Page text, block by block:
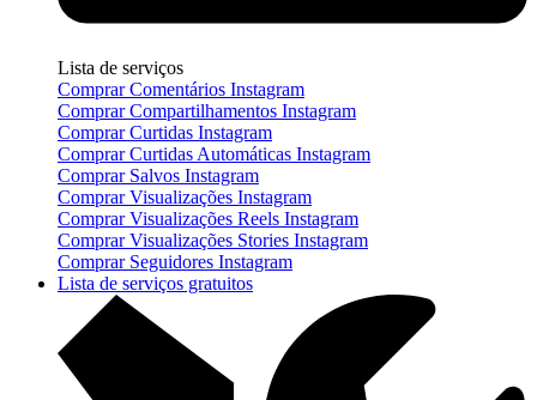
Lista de serviços
Comprar Comentários Instagram
Comprar Compartilhamentos Instagram
Comprar Curtidas Instagram
Comprar Curtidas Automáticas Instagram
Comprar Salvos Instagram
Comprar Visualizações Instagram
Comprar Visualizações Reels Instagram
Comprar Visualizações Stories Instagram
Comprar Seguidores Instagram
Lista de serviços gratuitos